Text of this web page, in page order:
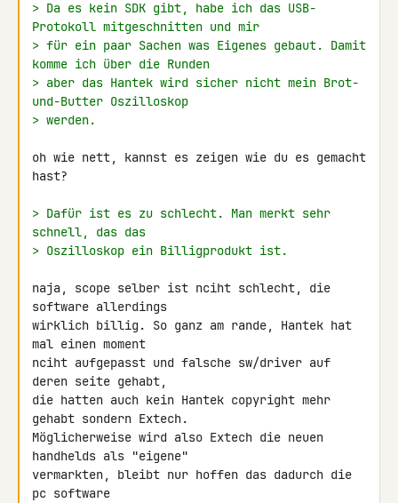
> Da es kein SDK gibt, habe ich das USB-
Protokoll mitgeschnitten und mir
> für ein paar Sachen was Eigenes gebaut. Damit
komme ich über die Runden
> aber das Hantek wird sicher nicht mein Brot-
und-Butter Oszilloskop
> werden.
oh wie nett, kannst es zeigen wie du es gemacht
hast?
> Dafür ist es zu schlecht. Man merkt sehr
schnell, das das
> Oszilloskop ein Billigprodukt ist.
naja, scope selber ist nciht schlecht, die
software allerdings
wirklich billig. So ganz am rande, Hantek hat
mal einen moment
nciht aufgepasst und falsche sw/driver auf
deren seite gehabt,
die hatten auch kein Hantek copyright mehr
gehabt sondern Extech.
Möglicherweise wird also Extech die neuen
handhelds als "eigene"
vermarkten, bleibt nur hoffen das dadurch die
pc software